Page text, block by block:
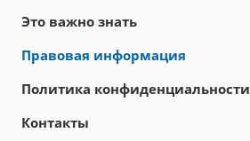
Это важно знать
Правовая информация
Политика конфиденциальности
Контакты